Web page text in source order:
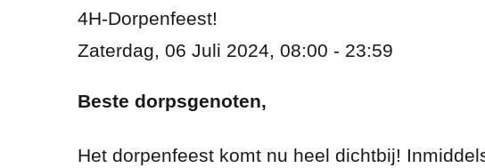
4H-Dorpenfeest!
Zaterdag, 06 Juli 2024, 08:00 - 23:59
Beste dorpsgenoten,
Het dorpenfeest komt nu heel dichtbij!